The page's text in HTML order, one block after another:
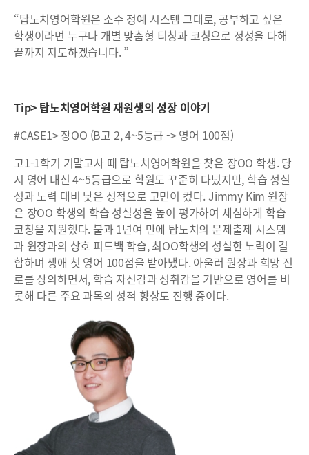
“탑노치영어학원은 소수 정예 시스템 그대로, 공부하고 싶은
학생이라면 누구나 개별 맞춤형 티칭과 코칭으로 정성을 다해
끝까지 지도하겠습니다. ”
Tip> 탑노치영어학원 재원생의 성장 이야기
#CASE1> 장OO (B고 2, 4~5등급 -> 영어 100점)
고1-1학기 기말고사 때 탑노치영어학원을 찾은 장OO 학생. 당
시 영어 내신 4~5등급으로 학원도 꾸준히 다녔지만, 학습 성실
성과 노력 대비 낮은 성적으로 고민이 컸다. Jimmy Kim 원장
은 장OO 학생의 학습 성실성을 높이 평가하여 세심하게 학습
코칭을 지원했다. 불과 1년여 만에 탑노치의 문제출제 시스템
과 원장과의 상호 피드백 학습, 최OO학생의 성실한 노력이 결
합하며 생애 첫 영어 100점을 받아냈다. 아울러 원장과 희망 진
로를 상의하면서, 학습 자신감과 성취감을 기반으로 영어를 비
롯해 다른 주요 과목의 성적 향상도 진행 중이다.